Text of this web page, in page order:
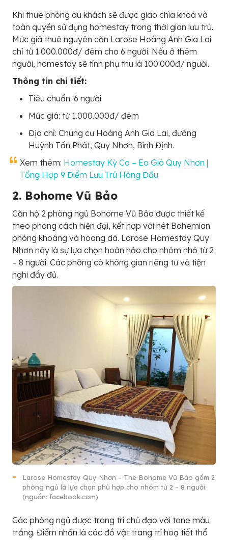
Khi thuê phòng du khách sẽ được giao chìa khoá và
toàn quyền sử dụng homestay trong thời gian lưu trú.
Mức giá thuê nguyên căn Larose Hoàng Anh Gia Lai
chỉ từ 1.000.000đ/ đêm cho 6 người. Nếu ở thêm
người, homestay sẽ tính phụ thu là 100.000đ/ người.
Thông tin chi tiết:
Tiêu chuẩn: 6 người
Mức giá: từ 1.000.000đ/ đêm
Địa chỉ: Chung cư Hoàng Anh Gia Lai, đường
Huỳnh Tấn Phát, Quy Nhơn, Bình Định.
Xem thêm: Homestay Kỳ Co – Eo Gió Quy Nhơn |
Tổng Hợp 9 Điểm Lưu Trú Hàng Đầu
2. Bohome Vũ Bảo
Căn hộ 2 phòng ngủ Bohome Vũ Bảo được thiết kế
theo phong cách hiện đại, kết hợp với nét Bohemian
phóng khoáng và hoang dã. Larose Homestay Quy
Nhơn này là sự lựa chọn hoàn hảo cho nhóm nhỏ từ 2
– 8 người. Các phòng có không gian riêng tư và tiện
nghi đầy đủ.
Larose Homestay Quy Nhơn – The Bohome Vũ Bảo gồm 2
phòng ngủ là lựa chọn phù hợp cho nhóm từ 2 – 8 người.
(nguồn: facebook.com)
Các phòng ngủ được trang trí chủ đạo với tone màu
trắng. Điểm nhấn là các đồ vật trang trí hoạ tiết thổ